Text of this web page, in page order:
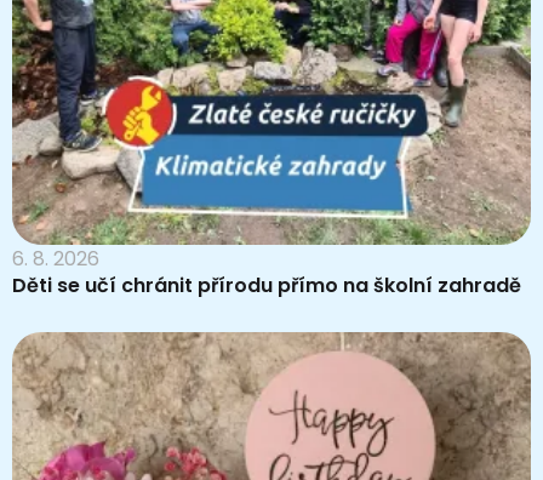
6. 8. 2026
Děti se učí chránit přírodu přímo na školní zahradě